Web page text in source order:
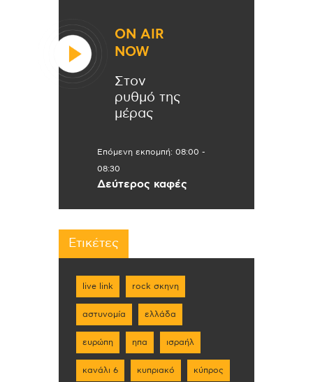
ON AIR
NOW
Στον
ρυθμό της
μέρας
Επόμενη εκπομπή: 08:00 -
08:30
Δεύτερος καφές
Ετικέτες
live link rock σκηνη
αστυνομία ελλάδα
ευρώπη ηπα ισραήλ
κανάλι 6 κυπριακό κύπρος